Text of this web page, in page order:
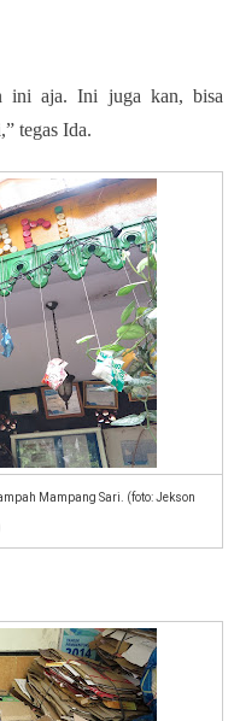
ini aja. Ini juga kan, bisa
tegas Ida.
Mampang Sari. (foto: Jekson